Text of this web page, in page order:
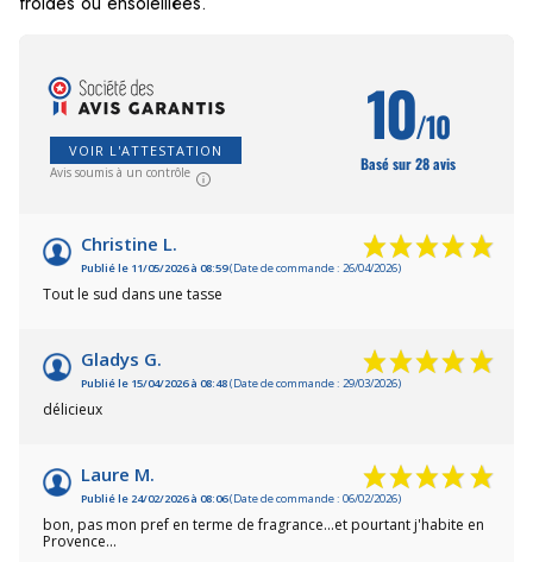
VOIR L'ATTESTATION
Avis soumis à un contrôle
10/10
Basé sur 28 avis
Christine L.
Publié le 11/05/2026 à 08:59(Date de commande : 26/04/2026)
Tout le sud dans une tasse
Gladys G.
Publié le 15/04/2026 à 08:48(Date de commande : 29/03/2026)
délicieux
Laure M.
Publié le 24/02/2026 à 08:06(Date de commande : 06/02/2026)
bon, pas mon pref en terme de fragrance...et pourtant j'habite en
Provence...